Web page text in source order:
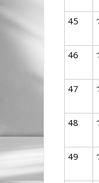
45
46
47
48
49